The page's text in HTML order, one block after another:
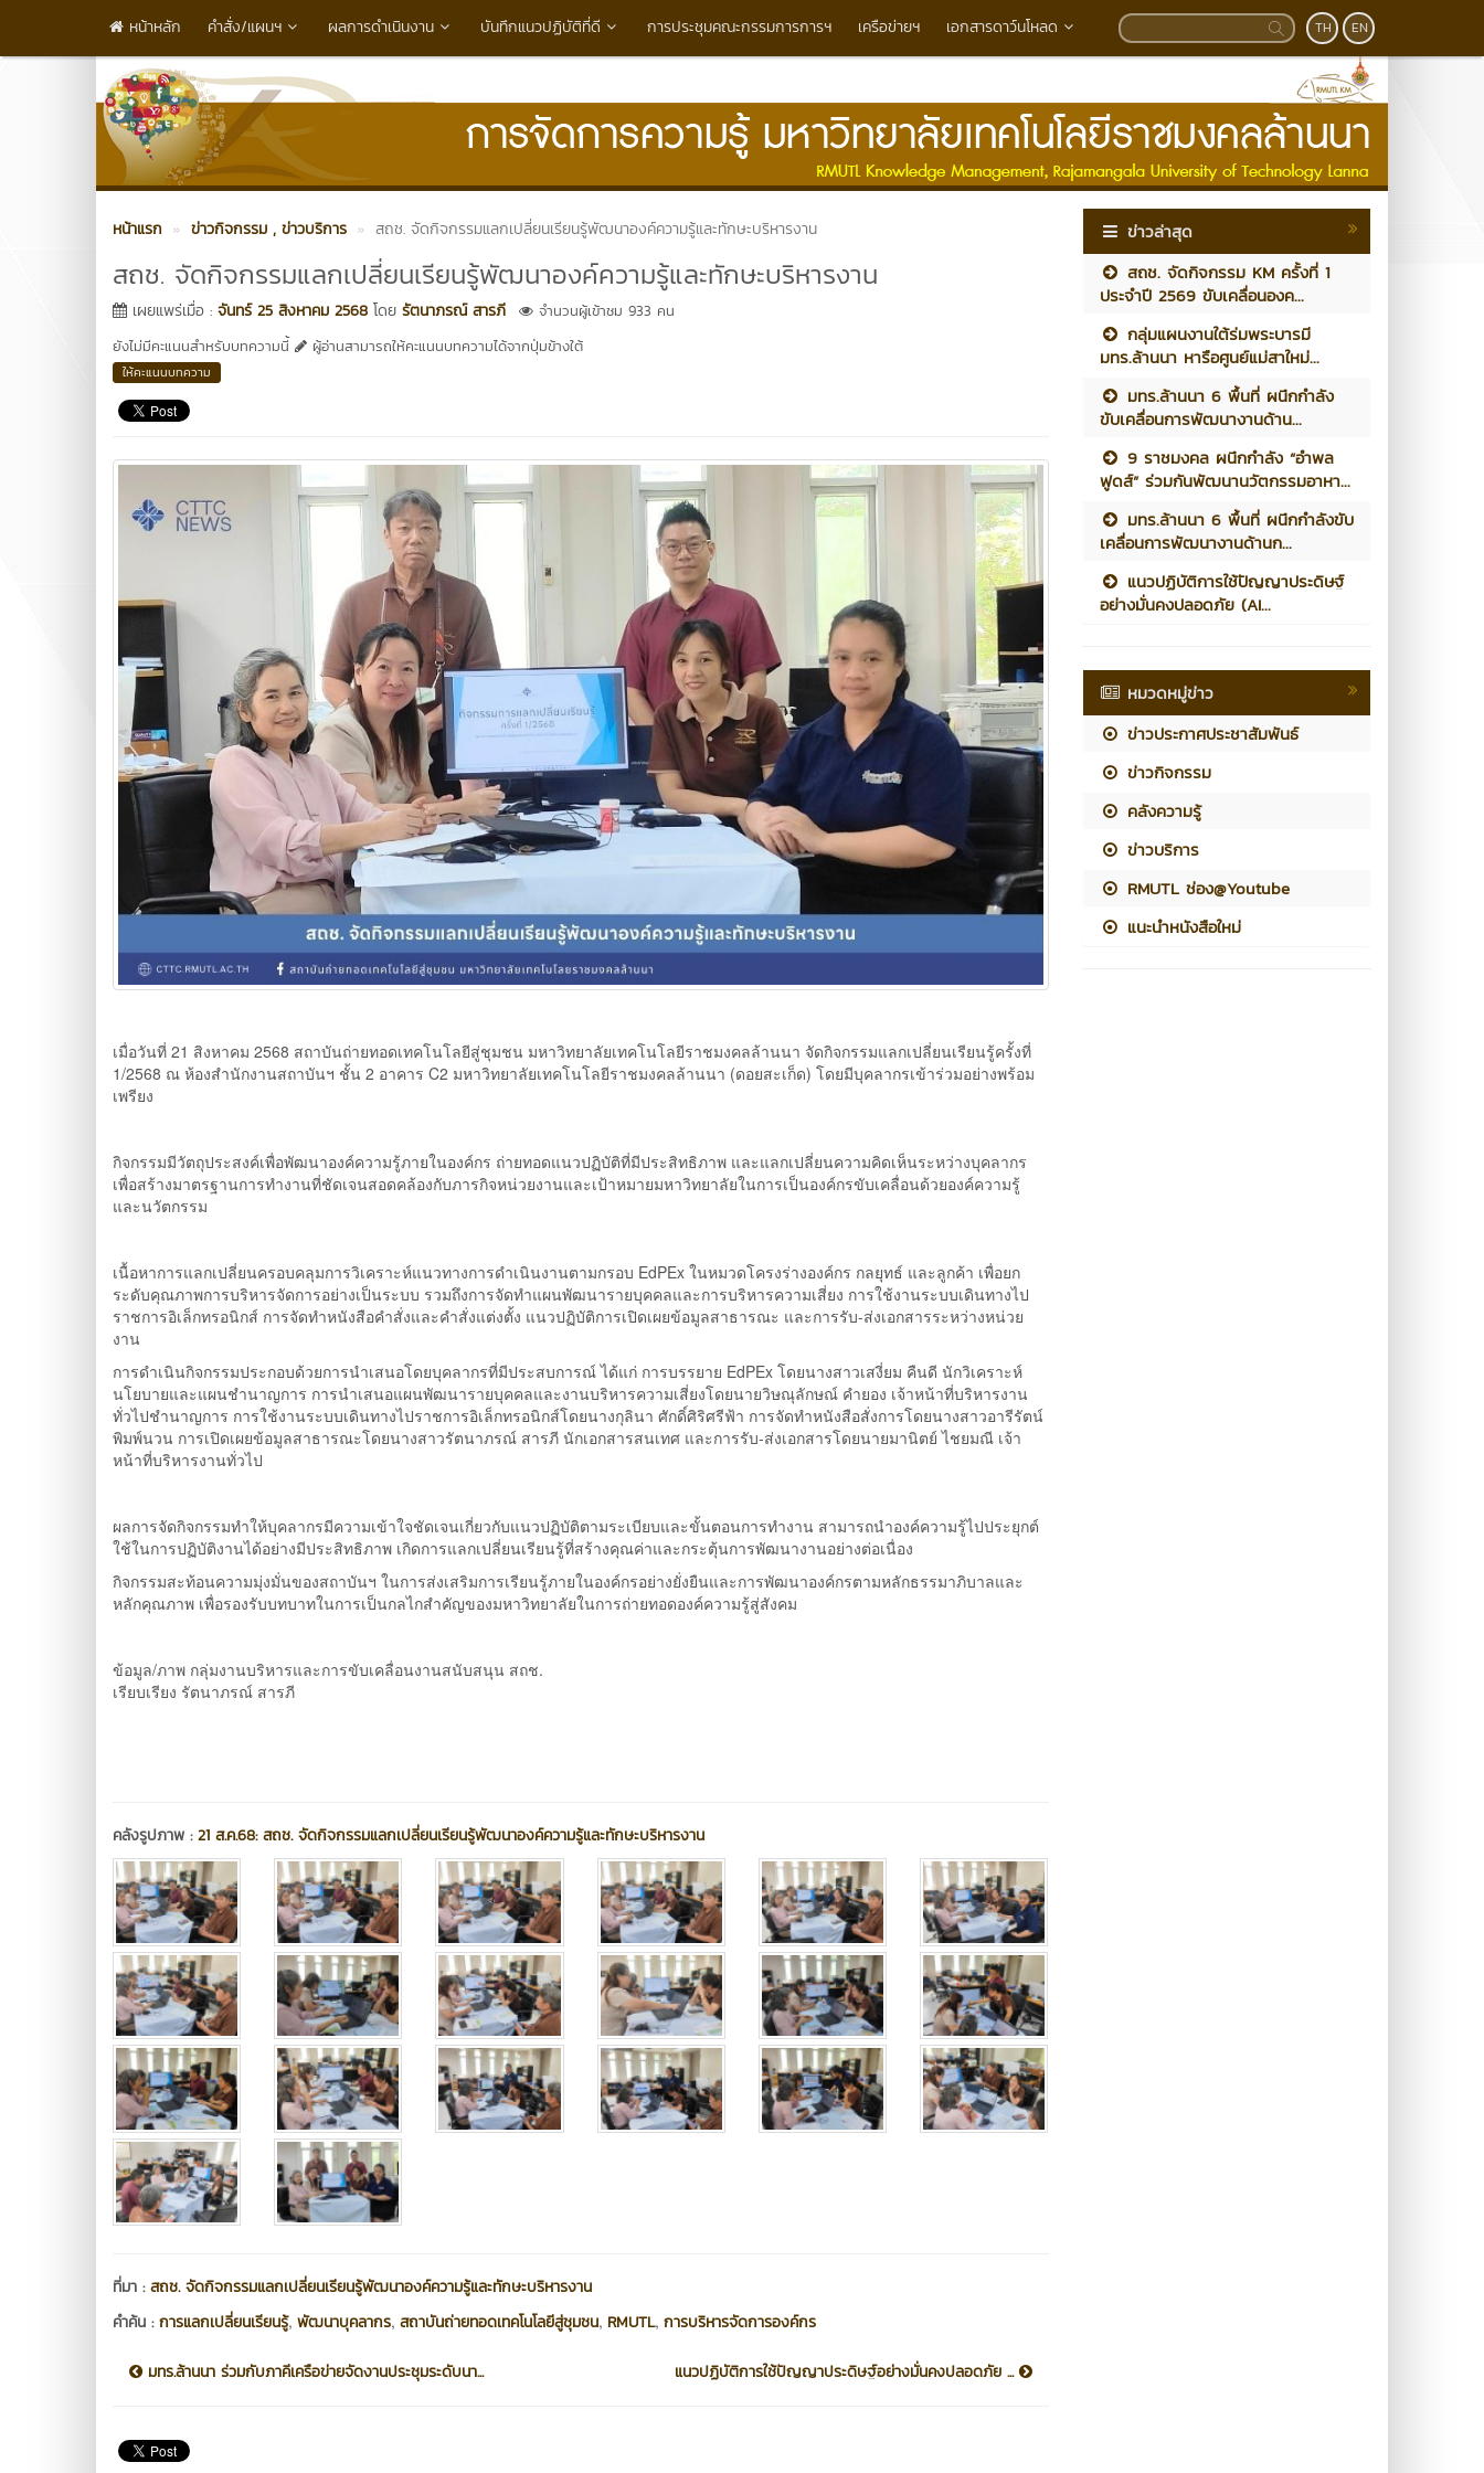
หน้าหลัก คำสั่ง/แผนฯ ผลการดำเนินงาน บันทึกแนวปฏิบัติที่ดี การประชุมคณะกรรมการการฯ เครือข่ายฯ เอกสารดาว์นโหลด TH EN
หน้าแรก ข่าวกิจกรรม , ข่าวบริการ สถช. จัดกิจกรรมแลกเปลี่ยนเรียนรู้พัฒนาองค์ความรู้และทักษะบริหารงาน
สถช. จัดกิจกรรมแลกเปลี่ยนเรียนรู้พัฒนาองค์ความรู้และทักษะบริหารงาน
เผยแพร่เมื่อ : จันทร์ 25 สิงหาคม 2568 โดย รัตนาภรณ์ สารภี
จำนวนผู้เข้าชม 933 คน
ยังไม่มีคะแนนสำหรับบทความนี้
ผู้อ่านสามารถให้คะแนนบทความได้จากปุ่มข้างใต้
ให้คะแนนบทความ
เมื่อวันที่ 21 สิงหาคม 2568 สถาบันถ่ายทอดเทคโนโลยีสู่ชุมชน มหาวิทยาลัยเทคโนโลยีราชมงคลล้านนา จัดกิจกรรมแลกเปลี่ยนเรียนรู้ครั้งที่
1/2568 ณ ห้องสำนักงานสถาบันฯ ชั้น 2 อาคาร C2 มหาวิทยาลัยเทคโนโลยีราชมงคลล้านนา (ดอยสะเก็ด) โดยมีบุคลากรเข้าร่วมอย่างพร้อม
เพรียง
กิจกรรมมีวัตถุประสงค์เพื่อพัฒนาองค์ความรู้ภายในองค์กร ถ่ายทอดแนวปฏิบัติที่มีประสิทธิภาพ และแลกเปลี่ยนความคิดเห็นระหว่างบุคลากร
เพื่อสร้างมาตรฐานการทำงานที่ชัดเจนสอดคล้องกับภารกิจหน่วยงานและเป้าหมายมหาวิทยาลัยในการเป็นองค์กรขับเคลื่อนด้วยองค์ความรู้
และนวัตกรรม
เนื้อหาการแลกเปลี่ยนครอบคลุมการวิเคราะห์แนวทางการดำเนินงานตามกรอบ EdPEx ในหมวดโครงร่างองค์กร กลยุทธ์ และลูกค้า เพื่อยก
ระดับคุณภาพการบริหารจัดการอย่างเป็นระบบ รวมถึงการจัดทำแผนพัฒนารายบุคคลและการบริหารความเสี่ยง การใช้งานระบบเดินทางไป
ราชการอิเล็กทรอนิกส์ การจัดทำหนังสือคำสั่งและคำสั่งแต่งตั้ง แนวปฏิบัติการเปิดเผยข้อมูลสาธารณะ และการรับ-ส่งเอกสารระหว่างหน่วย
งาน
การดำเนินกิจกรรมประกอบด้วยการนำเสนอโดยบุคลากรที่มีประสบการณ์ ได้แก่ การบรรยาย EdPEx โดยนางสาวเสงี่ยม คืนดี นักวิเคราะห์
นโยบายและแผนชำนาญการ การนำเสนอแผนพัฒนารายบุคคลและงานบริหารความเสี่ยงโดยนายวิษณุลักษณ์ คำยอง เจ้าหน้าที่บริหารงาน
ทั่วไปชำนาญการ การใช้งานระบบเดินทางไปราชการอิเล็กทรอนิกส์โดยนางกุลินา ศักดิ์ศิริศรีฟ้า การจัดทำหนังสือสั่งการโดยนางสาวอารีรัตน์
พิมพ์นวน การเปิดเผยข้อมูลสาธารณะโดยนางสาวรัตนาภรณ์ สารภี นักเอกสารสนเทศ และการรับ-ส่งเอกสารโดยนายมานิตย์ ไชยมณี เจ้า
หน้าที่บริหารงานทั่วไป
ผลการจัดกิจกรรมทำให้บุคลากรมีความเข้าใจชัดเจนเกี่ยวกับแนวปฏิบัติตามระเบียบและขั้นตอนการทำงาน สามารถนำองค์ความรู้ไปประยุกต์
ใช้ในการปฏิบัติงานได้อย่างมีประสิทธิภาพ เกิดการแลกเปลี่ยนเรียนรู้ที่สร้างคุณค่าและกระตุ้นการพัฒนางานอย่างต่อเนื่อง
กิจกรรมสะท้อนความมุ่งมั่นของสถาบันฯ ในการส่งเสริมการเรียนรู้ภายในองค์กรอย่างยั่งยืนและการพัฒนาองค์กรตามหลักธรรมาภิบาลและ
หลักคุณภาพ เพื่อรองรับบทบาทในการเป็นกลไกสำคัญของมหาวิทยาลัยในการถ่ายทอดองค์ความรู้สู่สังคม
ข้อมูล/ภาพ กลุ่มงานบริหารและการขับเคลื่อนงานสนับสนุน สถช.
เรียบเรียง รัตนาภรณ์ สารภี
คลังรูปภาพ :21 ส.ค.68: สถช. จัดกิจกรรมแลกเปลี่ยนเรียนรู้พัฒนาองค์ความรู้และทักษะบริหารงาน
ที่มา :สถช. จัดกิจกรรมแลกเปลี่ยนเรียนรู้พัฒนาองค์ความรู้และทักษะบริหารงาน
คำค้น :การแลกเปลี่ยนเรียนรู้, พัฒนาบุคลากร, สถาบันถ่ายทอดเทคโนโลยีสู่ชุมชน, RMUTL, การบริหารจัดการองค์กร
มทร.ล้านนา ร่วมกับภาคีเครือข่ายจัดงานประชุมระดับนา... แนวปฏิบัติการใช้ปัญญาประดิษฐ์อย่างมั่นคงปลอดภัย ...
ข่าวล่าสุด
สถช. จัดกิจกรรม KM ครั้งที่ 1
ประจำปี 2569 ขับเคลื่อนองค...
กลุ่มแผนงานใต้ร่มพระบารมี
มทร.ล้านนา หารือศูนย์แม่สาใหม่...
มทร.ล้านนา 6 พื้นที่ ผนึกกำลัง
ขับเคลื่อนการพัฒนางานด้าน...
9 ราชมงคล ผนึกกำลัง “อำพล
ฟูดส์” ร่วมกันพัฒนานวัตกรรมอาหา...
มทร.ล้านนา 6 พื้นที่ ผนึกกำลังขับ
เคลื่อนการพัฒนางานด้านก...
แนวปฏิบัติการใช้ปัญญาประดิษฐ์
อย่างมั่นคงปลอดภัย (AI...
หมวดหมู่ข่าว
ข่าวประกาศประชาสัมพันธ์
ข่าวกิจกรรม
คลังความรู้
ข่าวบริการ
RMUTL ช่อง@Youtube
แนะนำหนังสือใหม่